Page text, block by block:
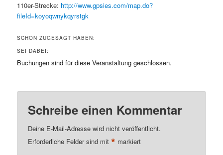
110er-Strecke: http://www.gpsies.com/map.do?
fileId=koyoqwnykqyrstgk
SCHON ZUGESAGT HABEN:
SEI DABEI:
Buchungen sind für diese Veranstaltung geschlossen.
Schreibe einen Kommentar
Deine E-Mail-Adresse wird nicht veröffentlicht.
Erforderliche Felder sind mit* markiert